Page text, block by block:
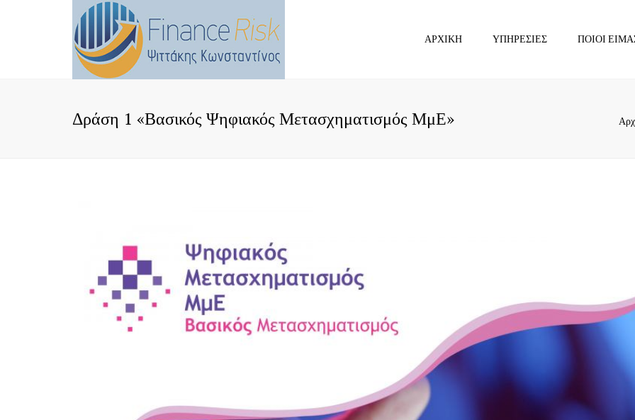
ΑΡΧΙΚΉ ΥΠΗΡΕΣΊΕΣ ΠΟΙΟΙ
Δράση 1 «Βασικός Ψηφιακός Μετασχηματισμός ΜμΕ»